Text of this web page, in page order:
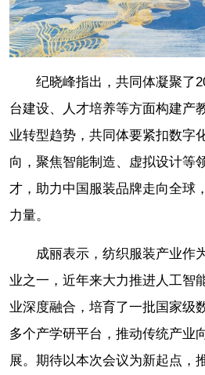
纪晓峰指出，共同体凝聚了
台建设、人才培养等方面构建产
业转型趋势，共同体要紧扣数字
向，聚焦智能制造、虚拟设计等
才，助力中国服装品牌走向全球
力量。
成丽表示，纺织服装产业作
业之一，近年来大力推进人工智
业深度融合，培育了一批国家级
多个产学研平台，推动传统产业
展。期待以本次会议为新起点，